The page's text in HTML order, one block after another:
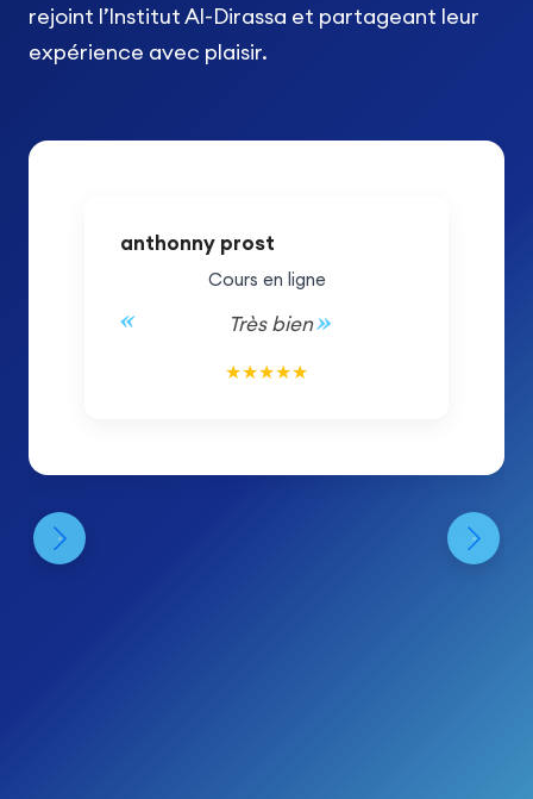
rejoint l’Institut Al-Dirassa et partageant leur
expérience avec plaisir.
anthonny prost
Cours en ligne
Très bien
★★★★★